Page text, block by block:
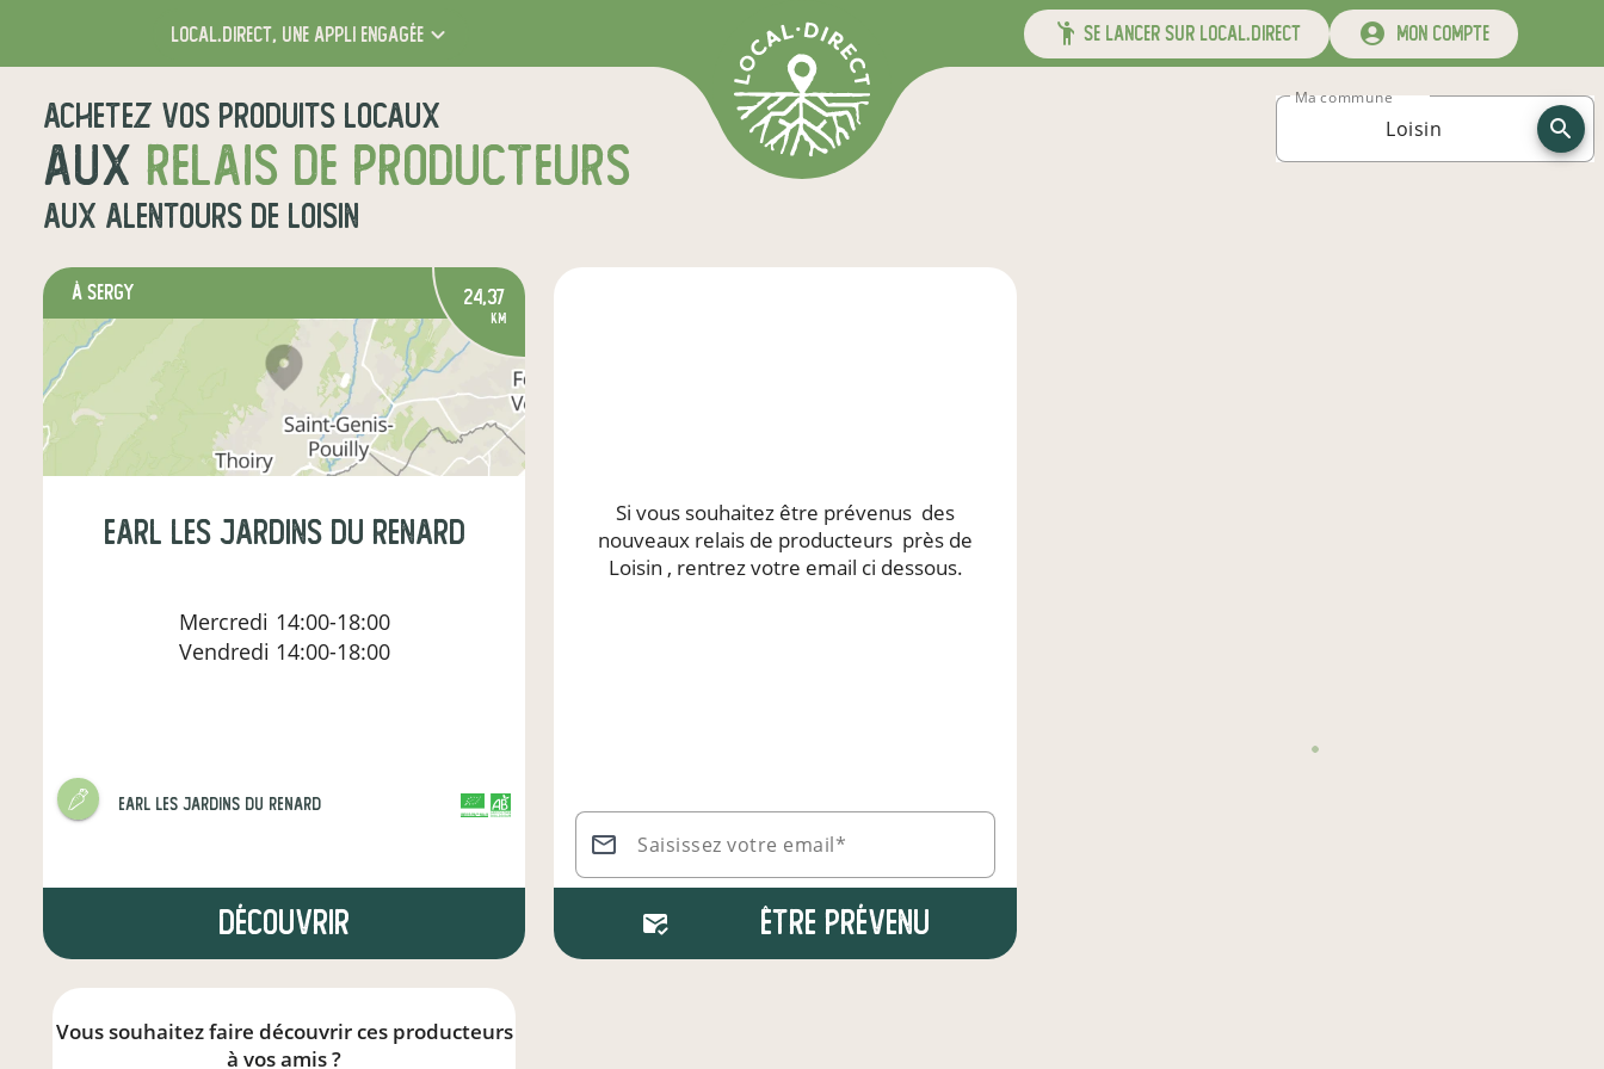
local.direct, une appli engagée se lancer sur local.direct mon compte
Achetez vos produits locaux
aux relais de producteurs
aux alentours de Loisin
Ma commune
à Sergy 24,37
km
earl les jardins du renard
Mercredi 14:00-18:00
Vendredi 14:00-18:00
earl les jardins du renard
Découvrir
Si vous souhaitez être prévenus des
nouveaux relais de producteurs près de
Loisin , rentrez votre email ci dessous.
Saisissez votre email*
Être prévenu
Vous souhaitez faire découvrir ces producteurs
à vos amis ?